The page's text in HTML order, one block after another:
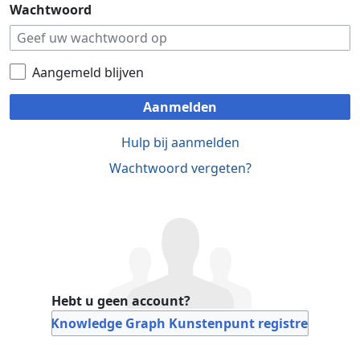
Wachtwoord
Aangemeld blijven
Aanmelden
Hulp bij aanmelden
Wachtwoord vergeten?
Hebt u geen account?
Bij Knowledge Graph Kunstenpunt registreren